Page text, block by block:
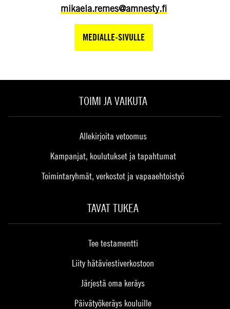
mikaela.remes@amnesty.fi
MEDIALLE-SIVULLE
TOIMI JA VAIKUTA
Allekirjoita vetoomus
Kampanjat, koulutukset ja tapahtumat
Toimintaryhmät, verkostot ja vapaaehtoistyö
TAVAT TUKEA
Tee testamentti
Liity hätäviestiverkostoon
Järjestä oma keräys
Päivätyökeräys kouluille